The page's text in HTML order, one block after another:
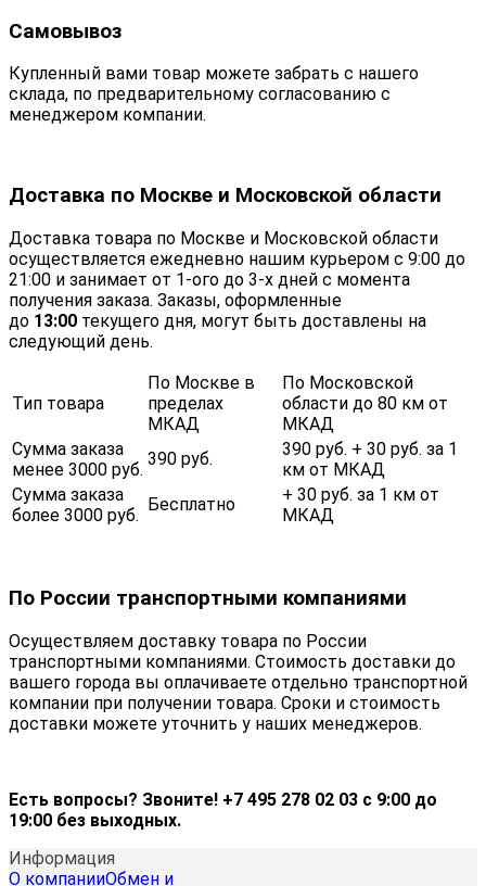
Самовывоз
Купленный вами товар можете забрать с нашего
склада, по предварительному согласованию с
менеджером компании.
Доставка по Москве и Московской области
Доставка товара по Москве и Московской области
осуществляется ежедневно нашим курьером с 9:00 до
21:00 и занимает от 1-ого до 3-х дней с момента
получения заказа. Заказы, оформленные
до 13:00 текущего дня, могут быть доставлены на
следующий день.
Тип товара
По Москве в
пределах
МКАД
По Московской
области до 80 км от
МКАД
Сумма заказа
менее 3000 руб.
390 руб.
390 руб. + 30 руб. за 1
км от МКАД
Сумма заказа
более 3000 руб.
Бесплатно
+ 30 руб. за 1 км от
МКАД
По России транспортными компаниями
Осуществляем доставку товара по России
транспортными компаниями. Стоимость доставки до
вашего города вы оплачиваете отдельно транспортной
компании при получении товара. Сроки и стоимость
доставки можете уточнить у наших менеджеров.
Есть вопросы? Звоните! +7 495 278 02 03 с 9:00 до
19:00 без выходных.
Информация
О компанииОбмен и